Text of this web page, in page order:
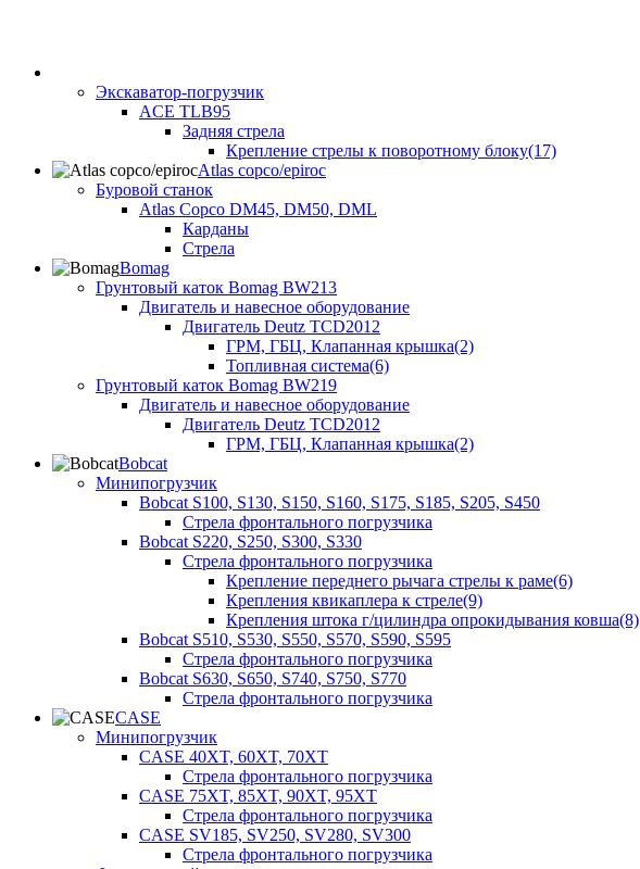
Экскаватор-погрузчик
ACE TLB95
Задняя стрела
Крепление стрелы к поворотному блоку(17)
Atlas copco/epiroc
Буровой станок
Atlas Copco DM45, DM50, DML
Карданы
Стрела
Bomag
Грунтовый каток Bomag BW213
Двигатель и навесное оборудование
Двигатель Deutz TCD2012
ГРМ, ГБЦ, Клапанная крышка(2)
Топливная система(6)
Грунтовый каток Bomag BW219
Двигатель и навесное оборудование
Двигатель Deutz TCD2012
ГРМ, ГБЦ, Клапанная крышка(2)
Bobcat
Минипогрузчик
Bobcat S100, S130, S150, S160, S175, S185, S205, S450
Стрела фронтального погрузчика
Bobcat S220, S250, S300, S330
Стрела фронтального погрузчика
Крепление переднего рычага стрелы к раме(6)
Крепления квикаплера к стреле(9)
Крепления штока г/цилиндра опрокидывания ковша(8)
Bobcat S510, S530, S550, S570, S590, S595
Стрела фронтального погрузчика
Bobcat S630, S650, S740, S750, S770
Стрела фронтального погрузчика
CASE
Минипогрузчик
CASE 40XT, 60XT, 70XT
Стрела фронтального погрузчика
CASE 75XT, 85XT, 90XT, 95XT
Стрела фронтального погрузчика
CASE SV185, SV250, SV280, SV300
Стрела фронтального погрузчика